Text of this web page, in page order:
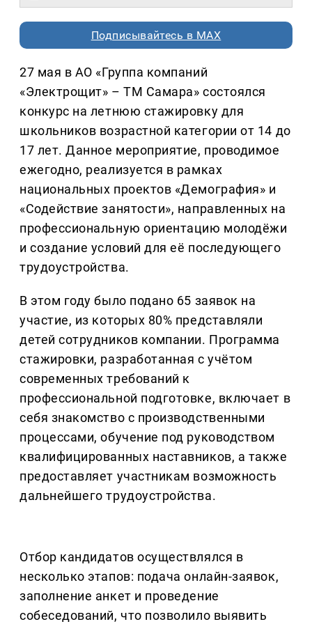
Подписывайтесь в MAX
27 мая в АО «Группа компаний
«Электрощит» – ТМ Самара» состоялся
конкурс на летнюю стажировку для
школьников возрастной категории от 14 до
17 лет. Данное мероприятие, проводимое
ежегодно, реализуется в рамках
национальных проектов «Демография» и
«Содействие занятости», направленных на
профессиональную ориентацию молодёжи
и создание условий для её последующего
трудоустройства.
В этом году было подано 65 заявок на
участие, из которых 80% представляли
детей сотрудников компании. Программа
стажировки, разработанная с учётом
современных требований к
профессиональной подготовке, включает в
себя знакомство с производственными
процессами, обучение под руководством
квалифицированных наставников, а также
предоставляет участникам возможность
дальнейшего трудоустройства.
Отбор кандидатов осуществлялся в
несколько этапов: подача онлайн-заявок,
заполнение анкет и проведение
собеседований, что позволило выявить